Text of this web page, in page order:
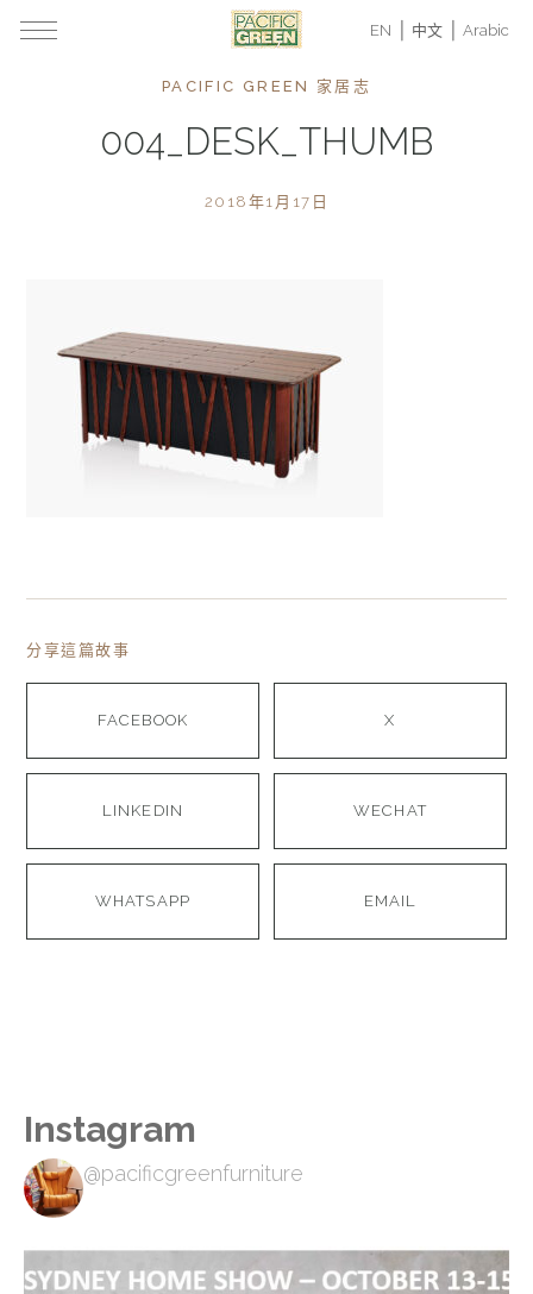
EN 中文 Arabic
PACIFIC GREEN 家居志
004_DESK_THUMB
2018年1月17日
分享這篇故事
FACEBOOK X
LINKEDIN WECHAT
WHATSAPP EMAIL
Instagram
@pacificgreenfurniture